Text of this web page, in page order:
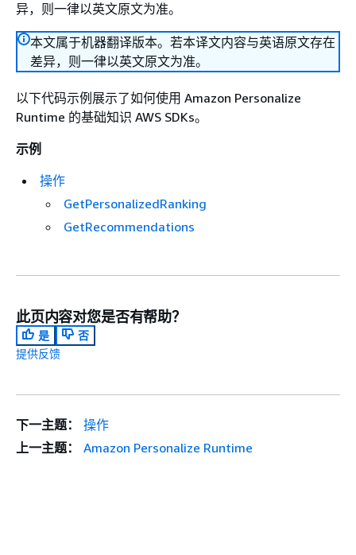
异，则一律以英文原文为准。
本文属于机器翻译版本。若本译文内容与英语原文存在
差异，则一律以英文原文为准。
以下代码示例展示了如何使用 Amazon Personalize
Runtime 的基础知识 AWS SDKs。
示例
操作
GetPersonalizedRanking
GetRecommendations
此页内容对您是否有帮助？
是
否
提供反馈
下一主题：
操作
上一主题：
Amazon Personalize Runtime